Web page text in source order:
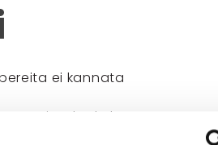
ei kannata
jätekeskukseen.